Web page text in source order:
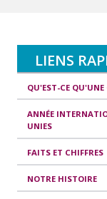
LIENS
QU'EST-CE QU'UNE
ANNÉE
UNIES
FAITS ET CHIFFRES
NOTRE HISTOIRE